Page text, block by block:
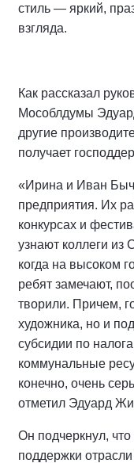
стиль — яркий,
взгляда.
Как рассказал
Мособлдумы
другие
получает
«Ирина и Иван
предприятия. Их
конкурсах и
узнают коллеги из
когда на высоком
ребят замечают,
творили. Причем,
художника, но и
субсидии по
коммунальные
конечно, очень
отметил Эдуард
Он подчеркнул,
поддержки